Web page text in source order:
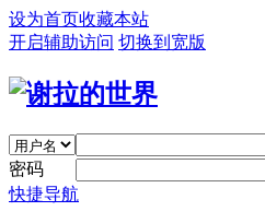
设为首页收藏本站
开启辅助访问 切换到宽版
密码
快捷导航